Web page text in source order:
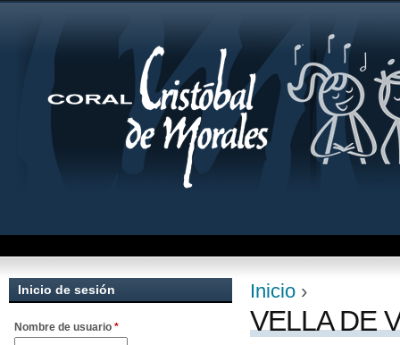
Se encuentra
Inicio ›
VELLA DE
Inicio de sesión
Nombre de usuario *